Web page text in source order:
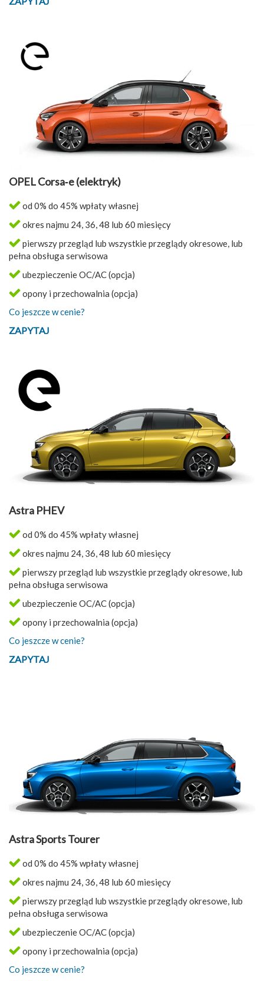
OPEL Corsa‑e (elektryk)
od 0% do 45% wpłaty własnej
okres najmu 24, 36, 48 lub 60 miesięcy
pierwszy przegląd lub wszystkie przeglądy okresowe, lub
pełna obsługa serwisowa
ubezpieczenie OC/AC (opcja)
opony i przechowalnia (opcja)
Co jeszcze w cenie?
ZAPYTAJ
Astra PHEV
od 0% do 45% wpłaty własnej
okres najmu 24, 36, 48 lub 60 miesięcy
pierwszy przegląd lub wszystkie przeglądy okresowe, lub
pełna obsługa serwisowa
ubezpieczenie OC/AC (opcja)
opony i przechowalnia (opcja)
Co jeszcze w cenie?
ZAPYTAJ
Astra Sports Tourer
od 0% do 45% wpłaty własnej
okres najmu 24, 36, 48 lub 60 miesięcy
pierwszy przegląd lub wszystkie przeglądy okresowe, lub
pełna obsługa serwisowa
ubezpieczenie OC/AC (opcja)
opony i przechowalnia (opcja)
Co jeszcze w cenie?